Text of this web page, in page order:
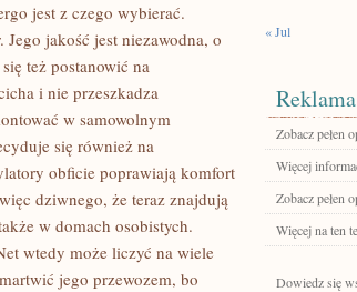
jest z czego wybierać.
jakość jest niezawodna, o
też postanowić na
i nie przeszkadza
w samowolnym
się również na
obficie poprawiają komfort
dziwnego, że teraz znajdują
w domach osobistych.
wtedy może liczyć na wiele
jego przewozem, bo
« Jul
Zobacz pełen
Więcej
Zobacz pełen
Więcej na ten
Dowiedz się